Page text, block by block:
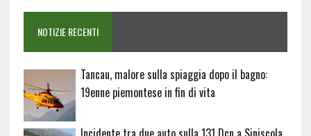
NOTIZIE RECENTI
Tancau, malore sulla spiaggia dopo il bagno:
19enne piemontese in fin di vita